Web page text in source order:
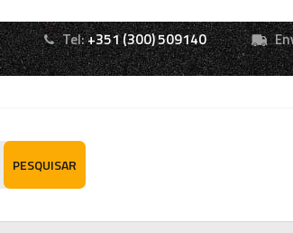
Tel:+351 (300) 509140
PESQUISAR